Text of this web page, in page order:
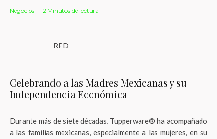
Negocios · 2 Minutos de lectura
RPD
Celebrando a las Madres Mexicanas y su
Independencia Económica
Durante más de siete décadas, Tupperware® ha acompañado
a las familias mexicanas, especialmente a las mujeres, en su